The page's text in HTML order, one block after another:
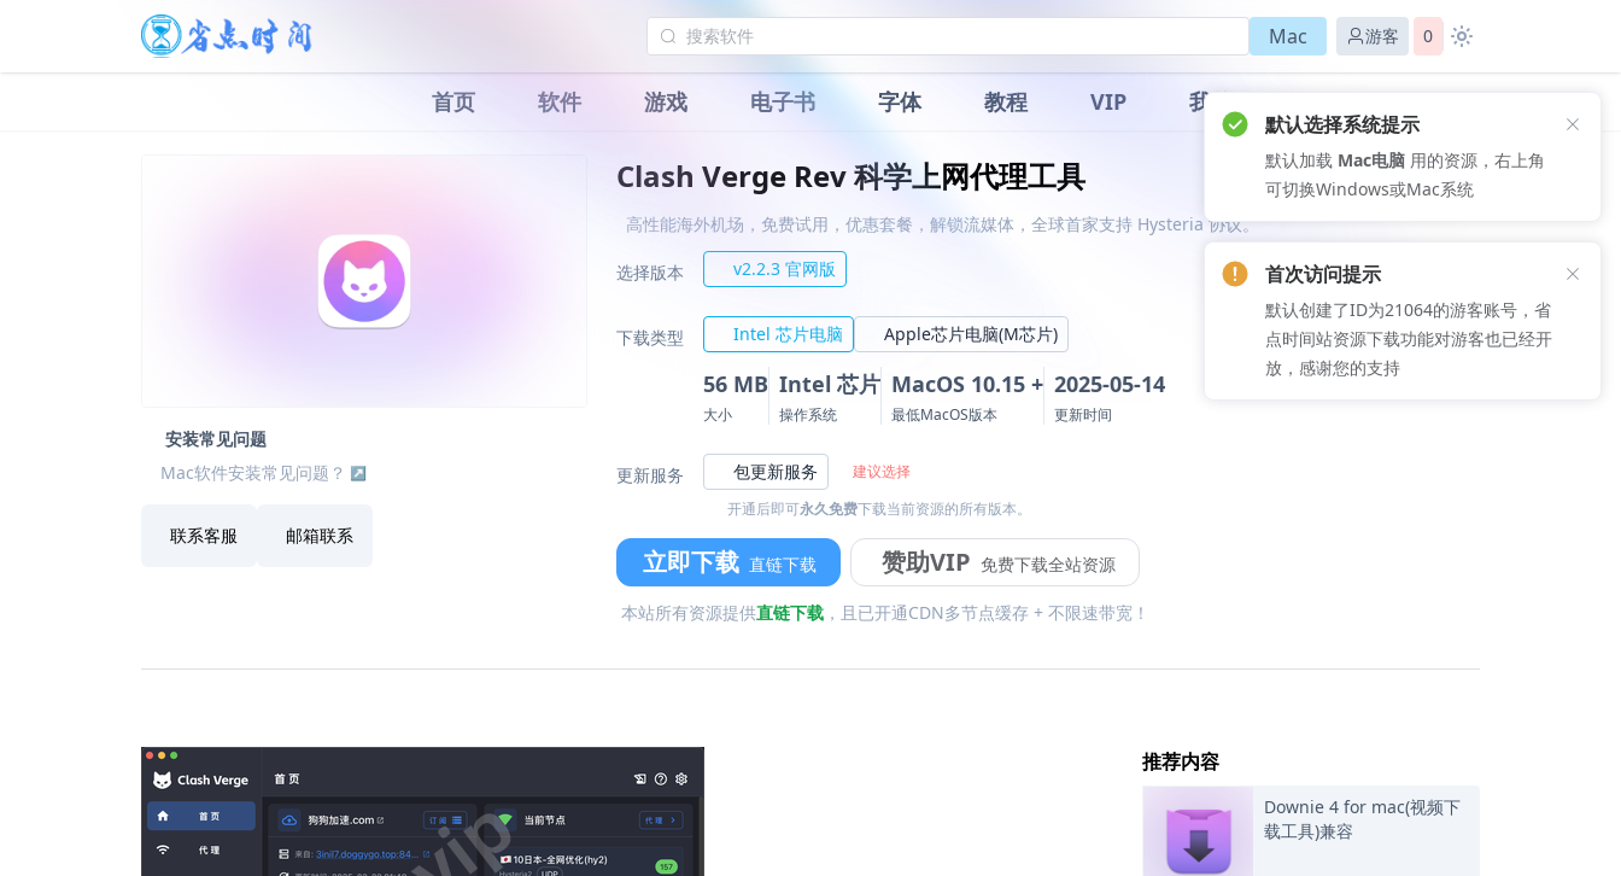
Mac 游客 0
首页 软件 游戏 电子书 字体 教程 VIP 我的
安装常见问题
Mac软件安装常见问题？
联系客服 邮箱联系
Clash Verge Rev 科学上网代理工具
高性能海外机场，免费试用，优惠套餐，解锁流媒体，全球首家支持 Hysteria 协议。
选择版本 v2.2.3 官网版
下载类型 Intel 芯片电脑 Apple芯片电脑(M芯片)
56 MB
大小
Intel 芯片
操作系统
MacOS 10.15 +
最低MacOS版本
2025-05-14
更新时间
更新服务 包更新服务
建议选择
开通后即可永久免费下载当前资源的所有版本。
立即下载 直链下载 赞助VIP 免费下载全站资源
本站所有资源提供直链下载 ，且已开通CDN多节点缓存 + 不限速带宽！
推荐内容
Downie 4 for mac(视频下
载工具)兼容
默认选择系统提示
默认加载 Mac电脑 用的资源，右上角
可切换Windows或Mac系统
首次访问提示
默认创建了ID为21064的游客账号，省
点时间站资源下载功能对游客也已经开
放，感谢您的支持